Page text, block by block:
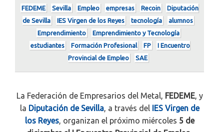
FEDEME Sevilla Empleo empresas Recoin
Diputación
de Sevilla
IES Virgen de los Reyes tecnología
alumnos
Emprendimiento
Emprendimiento y Tecnología
estudiantes
Formación Profesional FP
I Encuentro
Provincial de Empleo
SAE
La Federación de Empresarios del Metal, FEDEME, y
la Diputación de Sevilla, a través del IES Virgen de
los Reyes, organizan el próximo miércoles 5 de